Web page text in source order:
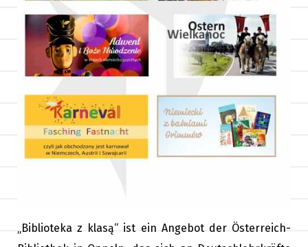
„Biblioteka z klasą“ ist ein Angebot der Österreich-